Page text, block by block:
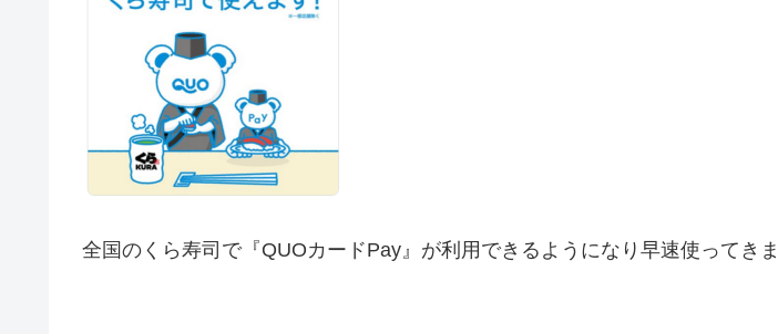
全国のくら寿司で『QUOカードPay』が利用できるようになり早速使ってきま